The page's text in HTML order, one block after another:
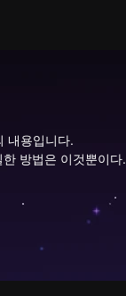
내용입니다.
방법은 이것뿐이다.